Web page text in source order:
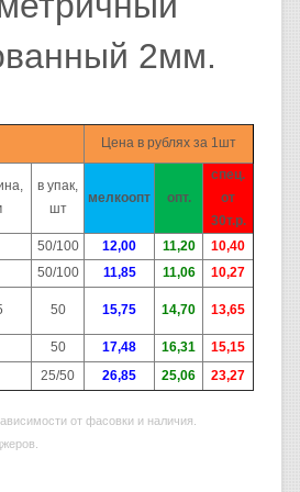
2мм.
Цена в рублях за 1шт
в упак,
шт
мелкоопт опт.
спец.
от
30т.р.
50/100 12,00 11,20
10,40
50/100 11,85 11,06
10,27
50 15,75 14,70 13,65
50 17,48 16,31
15,15
25/50 26,85 25,06 23,27
от фасовки и наличия.